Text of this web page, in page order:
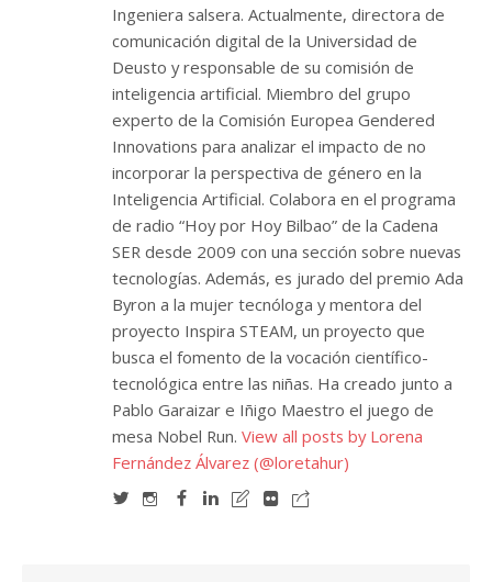
Ingeniera salsera. Actualmente, directora de
comunicación digital de la Universidad de
Deusto y responsable de su comisión de
inteligencia artificial. Miembro del grupo
experto de la Comisión Europea Gendered
Innovations para analizar el impacto de no
incorporar la perspectiva de género en la
Inteligencia Artificial. Colabora en el programa
de radio “Hoy por Hoy Bilbao” de la Cadena
SER desde 2009 con una sección sobre nuevas
tecnologías. Además, es jurado del premio Ada
Byron a la mujer tecnóloga y mentora del
proyecto Inspira STEAM, un proyecto que
busca el fomento de la vocación científico-
tecnológica entre las niñas. Ha creado junto a
Pablo Garaizar e Iñigo Maestro el juego de
mesa Nobel Run. View all posts by Lorena
Fernández Álvarez (@loretahur)